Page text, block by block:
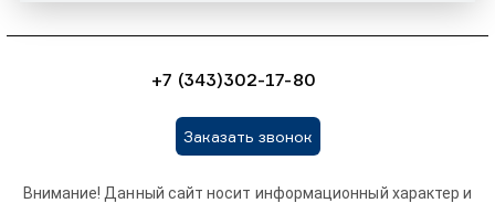
+7 (343)302-17-80
Заказать звонок
Внимание! Данный сайт носит информационный характер и